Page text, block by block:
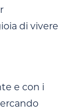
di vivere
e con i